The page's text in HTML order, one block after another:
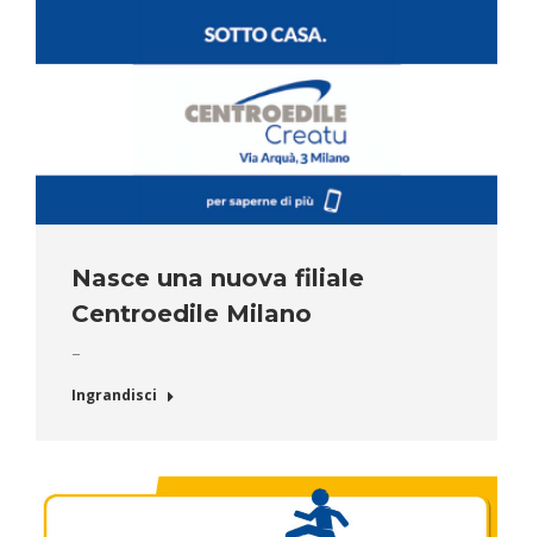
Nasce una nuova filiale
Centroedile Milano
–
Ingrandisci